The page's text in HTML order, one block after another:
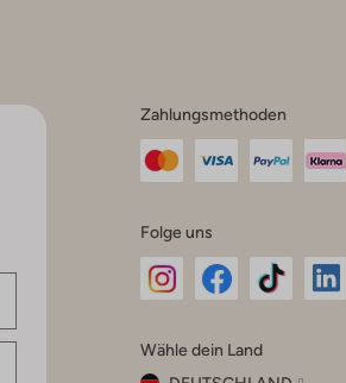
Zahlungsmethoden
Folge uns
Instagram
Facebook
TikTok
Wähle dein Land